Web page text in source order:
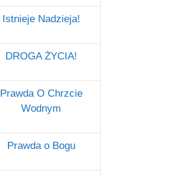
Istnieje Nadzieja!
DROGA ŻYCIA!
Prawda O Chrzcie
Wodnym
Prawda o Bogu